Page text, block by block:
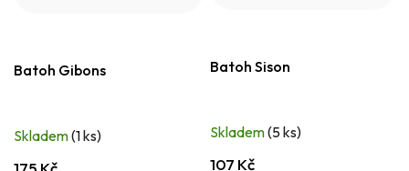
Batoh Gibons
Skladem(1 ks)
Batoh Sison
Skladem(5 ks)
107 Kč